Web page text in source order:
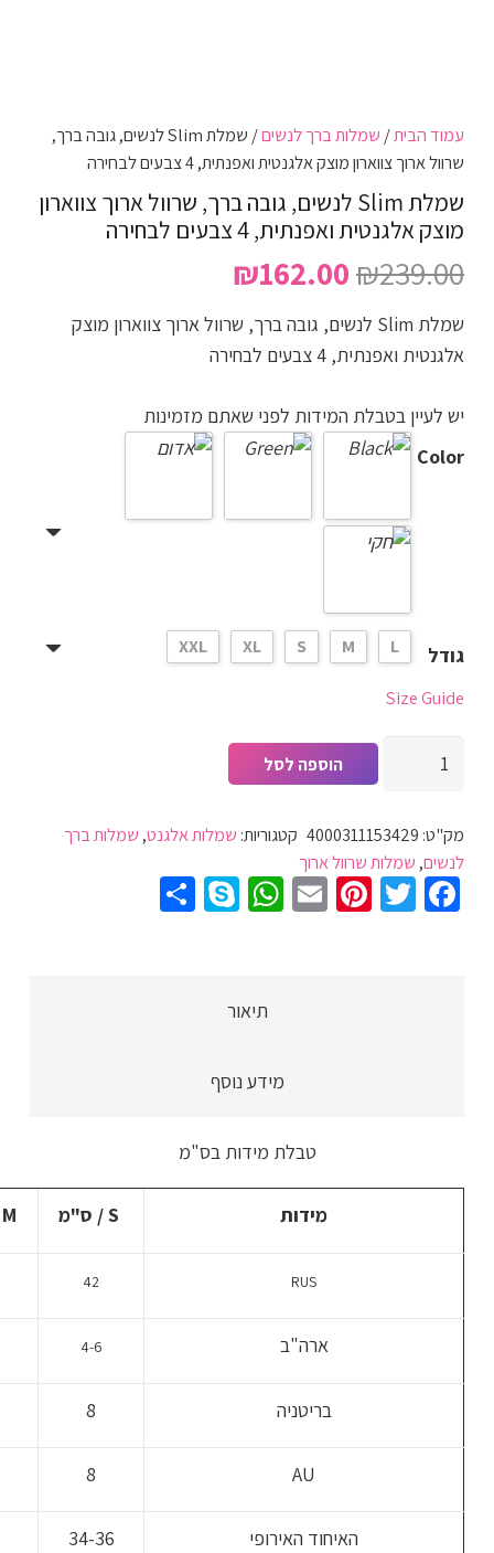
עמוד הבית/ שמלות ברך לנשים
/ שמלת Slim לנשים, גובה ברך,
שרוול ארוך צווארון מוצק אלגנטית ואפנתית, 4 צבעים לבחירה
שמלת Slim לנשים, גובה ברך, שרוול ארוך צווארון
מוצק אלגנטית ואפנתית, 4 צבעים לבחירה
₪239.00 המחיר
היה:
₪239.00.
₪162.00
הוא:
₪162.00.
שמלת Slim לנשים, גובה ברך, שרוול ארוך צווארון מוצק
אלגנטית ואפנתית, 4 צבעים לבחירה
יש לעיין בטבלת המידות לפני שאתם מזמינות
Color
גודל L
M
S
XL
XXL
Size Guide
Slim
לנשים,
גובה
צבעים
הוספה לסל
מק"ט: 4000311153429 קטגוריות: שמלות אלגנט, שמלות ברך
לנשים, שמלות שרוול ארוך
Facebook
Twitter
Pinterest
Email
WhatsApp
Skype
תיאור
מידע נוסף
טבלת מידות בס"מ
מידות M / ס"מ
RUS
42
ארה"ב 4-6
בריטניה 8
AU
8
האיחוד האירופי 34-36